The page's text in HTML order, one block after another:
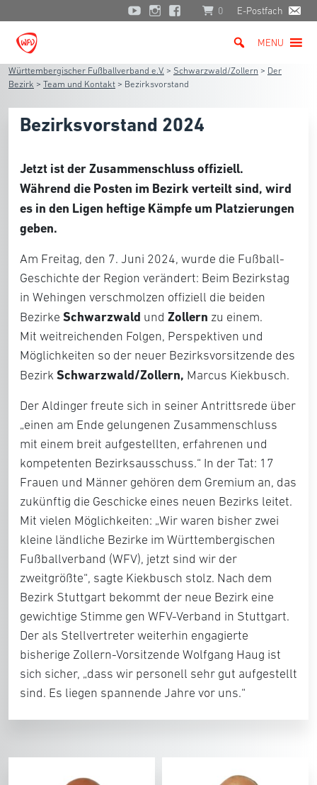
0 E-Postfach
MENU
Württembergischer Fußballverband e.V. > Schwarzwald/Zollern > Der
Bezirk > Team und Kontakt > Bezirksvorstand
Bezirksvorstand 2024
Jetzt ist der Zusammenschluss offiziell.
Während die Posten im Bezirk verteilt sind, wird
es in den Ligen heftige Kämpfe um Platzierungen
geben.
Am Freitag, den 7. Juni 2024, wurde die Fußball-
Geschichte der Region verändert: Beim Bezirkstag
in Wehingen verschmolzen offiziell die beiden
Bezirke Schwarzwald und Zollern zu einem.
Mit weitreichenden Folgen, Perspektiven und
Möglichkeiten so der neuer Bezirksvorsitzende des
Bezirk Schwarzwald/Zollern, Marcus Kiekbusch.
Der Aldinger freute sich in seiner Antrittsrede über
„einen am Ende gelungenen Zusammenschluss
mit einem breit aufgestellten, erfahrenen und
kompetenten Bezirksausschuss.“ In der Tat: 17
Frauen und Männer gehören dem Gremium an, das
zukünftig die Geschicke eines neuen Bezirks leitet.
Mit vielen Möglichkeiten: „Wir waren bisher zwei
kleine ländliche Bezirke im Württembergischen
Fußballverband (WFV), jetzt sind wir der
zweitgrößte“, sagte Kiekbusch stolz. Nach dem
Bezirk Stuttgart bekommt der neue Bezirk eine
gewichtige Stimme gen WFV-Verband in Stuttgart.
Der als Stellvertreter weiterhin engagierte
bisherige Zollern-Vorsitzende Wolfgang Haug ist
sich sicher, „dass wir personell sehr gut aufgestellt
sind. Es liegen spannende Jahre vor uns.“